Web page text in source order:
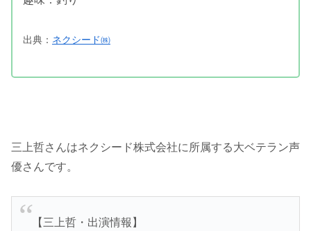
出典： ネクシード㈱
三上哲さんはネクシード株式会社に所属する大ベテラン声
優さんです。
【三上哲・出演情報】